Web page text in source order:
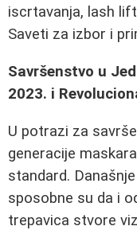
iscrtavanja, lash
Saveti za izbor i
Savršenstvo u
2023. i
U potrazi za
generacije
standard.
sposobne su da i
trepavica stvore